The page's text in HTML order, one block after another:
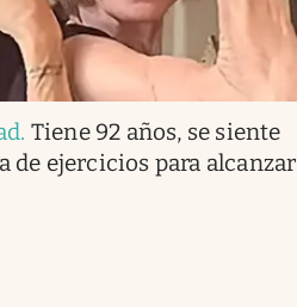
. Tiene 92 años, se siente
de ejercicios para alcanzar